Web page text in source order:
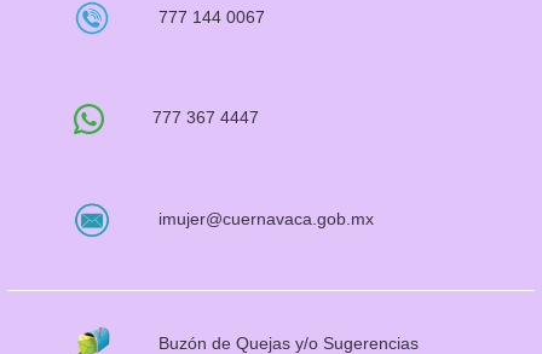
777 144 0067
777 367 4447
imujer@cuernavaca.gob.mx
Buzón de Quejas y/o Sugerencias